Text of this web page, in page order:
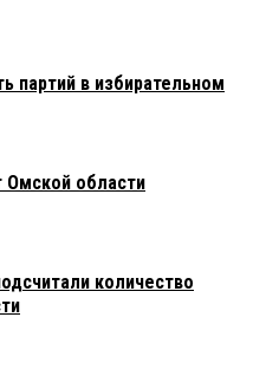
партий в избирательном
Омской области
количество